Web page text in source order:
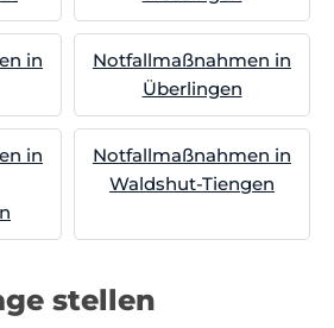
in
Notfallmaßnahmen in
Überlingen
in
Notfallmaßnahmen in
Waldshut-Tiengen
stellen